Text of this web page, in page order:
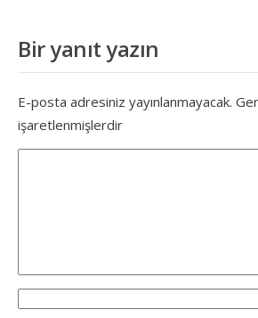
Bir yanıt yazın
E-posta adresiniz yayınlanmayacak.
işaretlenmişlerdir